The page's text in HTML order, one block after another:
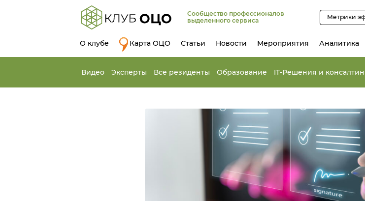
Сообщество профессионалов
выделенного сервиса
Метрики
О клубе Карта ОЦО Статьи Новости Мероприятия Аналитика
Видео Эксперты Все резиденты Образование IT-Решения и